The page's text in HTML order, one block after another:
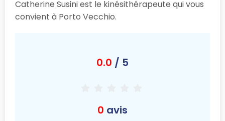
Catherine Susini est le kinésithérapeute qui vous
convient à Porto Vecchio.
0.0 / 5
0 avis